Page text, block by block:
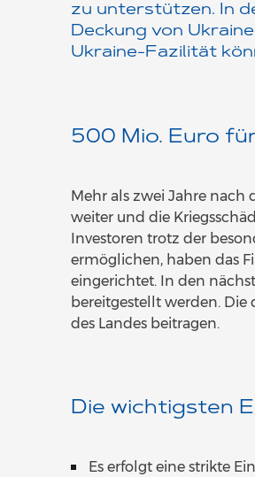
zu unterstützen. In
Deckung von
Ukraine-Fazilität
500 Mio. Euro
Mehr als zwei Jahre nach
weiter und die
Investoren trotz der
ermöglichen, haben das
eingerichtet. In den
bereitgestellt werden.
des Landes beitragen.
Die wichtigsten
Es erfolgt eine strikte